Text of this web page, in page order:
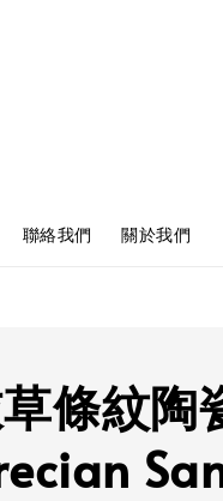
聯絡我們 關於我們
條紋陶